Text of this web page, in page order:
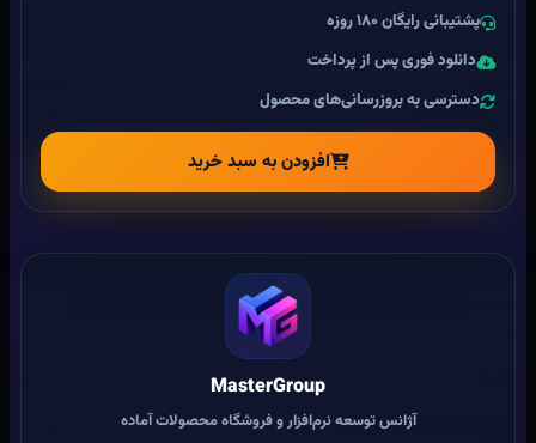
پشتیبانی رایگان ۱۸۰ روزه
دانلود فوری پس از پرداخت
دسترسی به بروزرسانی‌های محصول
افزودن به سبد خرید
MasterGroup
آژانس توسعه نرم‌افزار و فروشگاه محصولات آماده